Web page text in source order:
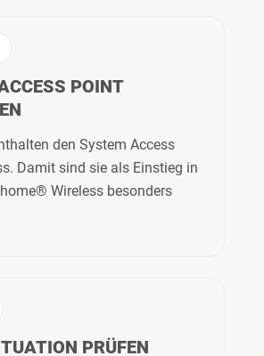
POINT
den System Access
Damit sind sie als Einstieg in
Wireless besonders
PRÜFEN